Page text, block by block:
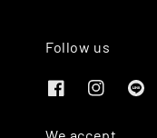
Follow us
We accept